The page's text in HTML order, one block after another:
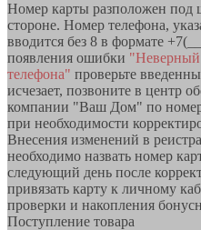
Номер карты разположен под
стороне. Номер телефона,
вводится без 8 в формате
появления ошибки "Неверный
телефона" проверьте
исчезает, позвоните в центр
компании "Ваш Дом" по
при необходимости
Внесения изменений в
необходимо назвать номер
следующий день после
привязать карту к личному
проверки и накопления
Поступление товара